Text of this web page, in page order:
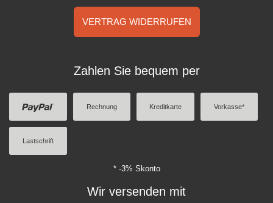
VERTRAG WIDERRUFEN
Zahlen Sie bequem per
Rechnung Kreditkarte Vorkasse*
Lastschrift
* -3% Skonto
Wir versenden mit